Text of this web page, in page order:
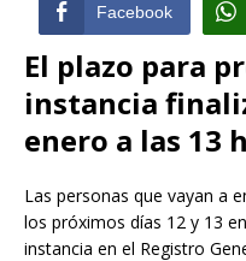
Facebook
El plazo para
instancia
enero a las 13
Las personas que vayan a
los próximos días 12 y 13
instancia en el Registro